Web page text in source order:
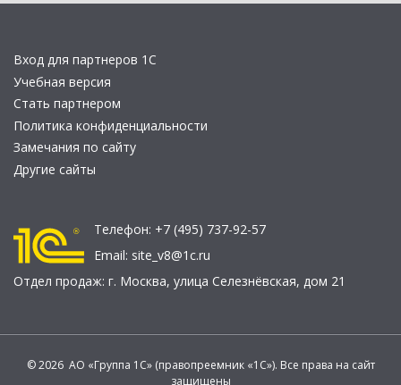
Вход для партнеров 1С
Учебная версия
Стать партнером
Политика конфиденциальности
Замечания по сайту
Другие сайты
Телефон: +7 (495) 737-92-57
Email: site_v8@1c.ru
Отдел продаж: г. Москва, улица Селезнёвская, дом 21
© 2026 АО «Группа 1С» (правопреемник «1С»). Все права на сайт
защищены